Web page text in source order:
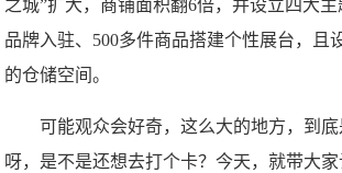
之城”扩大，商铺面积翻6倍，并设立四大
品牌入驻、500多件商品搭建个性展台，且
的仓储空间。
可能观众会好奇，这么大的地方，到底
呀，是不是还想去打个卡？今天，就带大